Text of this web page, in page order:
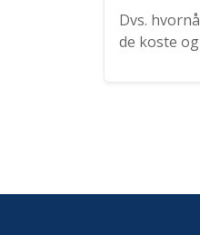
Dvs.
de koste